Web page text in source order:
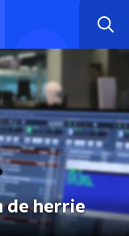
de herrie